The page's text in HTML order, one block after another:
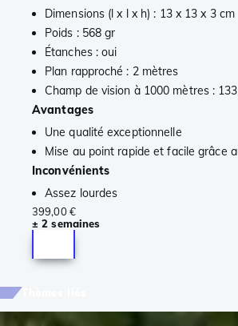
Dimensions (l x l x h) : 13 x 13 x 3 cm
Poids : 568 gr
Étanches : oui
Plan rapproché : 2 mètres
Champ de vision à 1000 mètres :
Avantages
Une qualité exceptionnelle
Mise au point rapide et facile grâce
Inconvénients
Assez lourdes
399,00 €
± 2 semaines